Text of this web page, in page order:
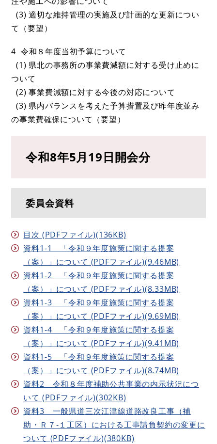
(3) 適切な維持管理の実施及び計画的な更新につい
て（要望）
4 令和８年度当初予算について
(1) 県北の事務所の事業費減額に対する受け止めに
ついて
(2) 事業費減額に対する今後の対応について
(3) 県内バランスを考えた予算措置及び昨年度並み
の事業費確保について（要望）
令和8年5月19日開会分
委員会資料
目次 (PDFファイル)(136KB)
資料1-1 「令和９年度施策に関する提案
（案）」について (PDFファイル)(9.46MB)
資料1-2 「令和９年度施策に関する提案
（案）」について (PDFファイル)(8.33MB)
資料1-3 「令和９年度施策に関する提案
（案）」について (PDFファイル)(9.69MB)
資料1-4 「令和９年度施策に関する提案
（案）」について (PDFファイル)(9.41MB)
資料1-5 「令和９年度施策に関する提案
（案）」について (PDFファイル)(8.74MB)
資料2 令和８年度補助公共事業の内示状況につ
いて (PDFファイル)(302KB)
資料3 一般県道三次江津線道路改良工事（補
助・Ｒ７-１工区）における工事請負契約の変更に
ついて (PDFファイル)(380KB)